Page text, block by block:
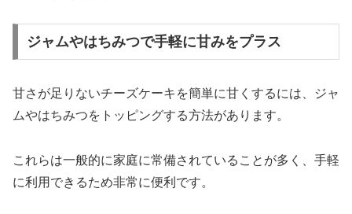
ジャムやはちみつで手軽に甘みをプラス
甘さが足りないチーズケーキを簡単に甘くするには、ジャ
ムやはちみつをトッピングする方法があります。
これらは一般的に家庭に常備されていることが多く、手軽
に利用できるため非常に便利です。